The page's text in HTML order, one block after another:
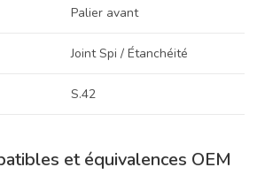
Palier avant
Joint Spi / Étanchéité
S.42
et équivalences OEM